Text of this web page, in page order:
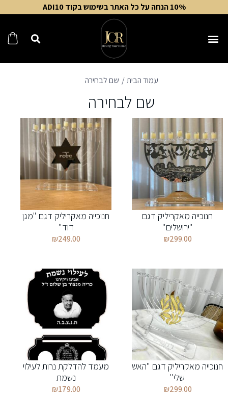
10% הנחה על כל האתר בשימוש בקוד ADI10
עמוד הבית שם לבחירה
שם לבחירה
חנוכייה מאקריליק דגם
"ירושלים"
₪299.00
חנוכייה מאקריליק דגם "מגן
דוד"
₪249.00
חנוכייה מאקריליק דגם "האש
שלי"
₪299.00
מעמד להדלקת נרות לעילוי
נשמת
₪179.00